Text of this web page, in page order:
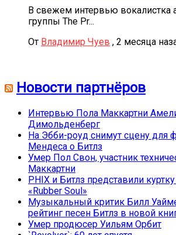
В свежем интервью вокалистка
группы The Pr...
От Владимир Чуев , 2 месяца
Новости партнёров
Интервью Пола Маккартни
Димольденберг
На Эбби-роуд снимут сцену для
Мендеса о Битлз
Умер Пол Свон, участник
Маккартни
PHIX и Битлз представили
«Rubber Soul»
Музыкальный критик Билл
рейтинг песен Битлз в новой
Умер продюсер Уильям Орбит